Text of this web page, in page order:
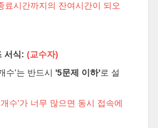
시간까지의 잔여시간이 되오
서식: (교수자)
수'는 반드시 '5문제 이하'로 설
수'가 너무 많으면 동시 접속에